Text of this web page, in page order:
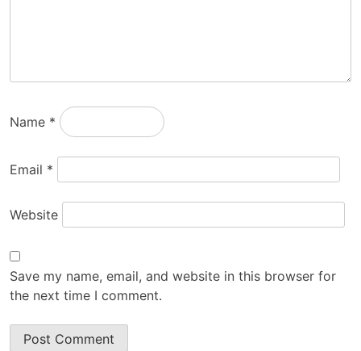
Name *
Email *
Website
Save my name, email, and website in this browser for
the next time I comment.